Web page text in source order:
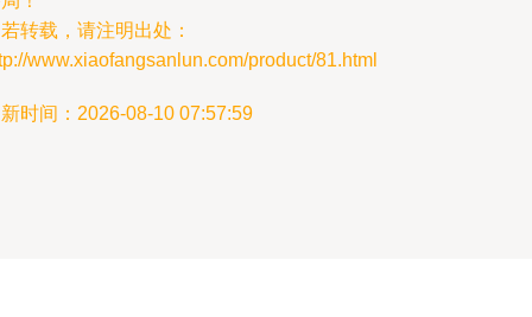
转载，请注明出处：
www.xiaofangsanlun.com/product/81.html
时间：2026-08-10 07:57:59